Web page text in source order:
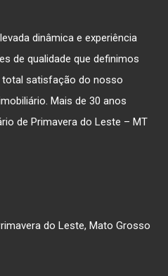
dinâmica e experiência
de qualidade que definimos
total satisfação do nosso
Mais de 30 anos
de Primavera do Leste – MT
do Leste, Mato Grosso